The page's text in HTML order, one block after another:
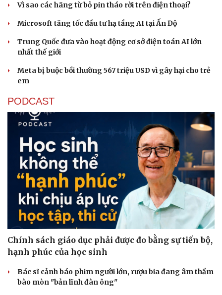
Vì sao các hãng từ bỏ pin tháo rời trên điện thoại?
Microsoft tăng tốc đầu tư hạ tầng AI tại Ấn Độ
Trung Quốc đưa vào hoạt động cơ sở điện toán AI lớn
nhất thế giới
Meta bị buộc bồi thường 567 triệu USD vì gây hại cho trẻ
em
PODCAST
Chính sách giáo dục phải được đo bằng sự tiến bộ,
hạnh phúc của học sinh
Bác sĩ cảnh báo phim người lớn, rượu bia đang âm thầm
bào mòn "bản lĩnh đàn ông"